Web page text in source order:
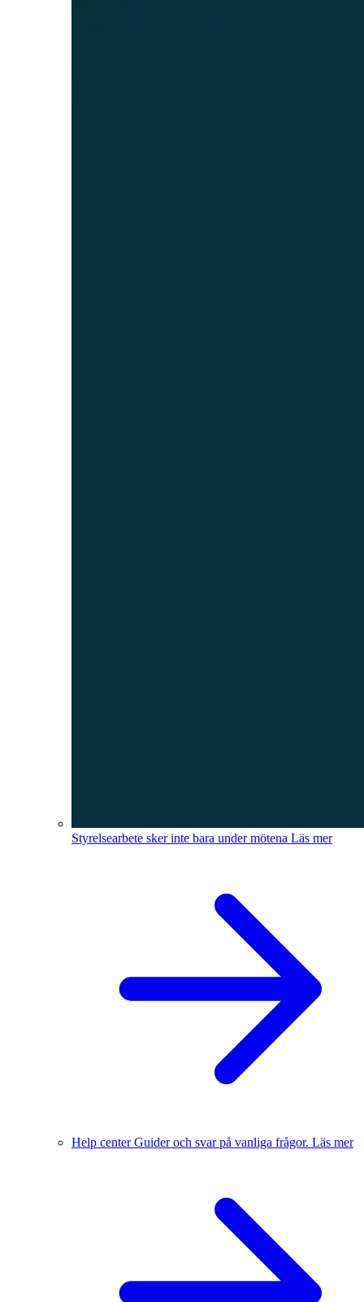
Styrelsearbete sker inte bara under mötena Läs mer
Help centerGuider och svar på vanliga frågor. Läs mer